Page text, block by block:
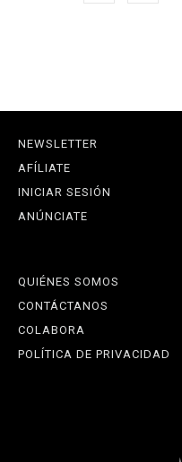
NEWSLETTER
AFÍLIATE
INICIAR SESIÓN
ANÚNCIATE
QUIÉNES SOMOS
CONTÁCTANOS
COLABORA
POLÍTICA DE PRIVACIDAD